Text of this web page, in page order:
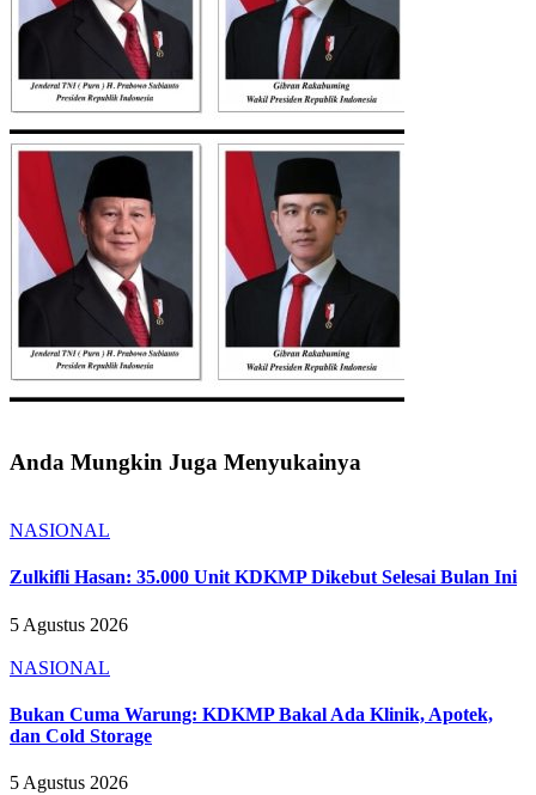
Anda Mungkin Juga Menyukainya
NASIONAL
Zulkifli Hasan: 35.000 Unit KDKMP Dikebut Selesai Bulan Ini
5 Agustus 2026
NASIONAL
Bukan Cuma Warung: KDKMP Bakal Ada Klinik, Apotek,
dan Cold Storage
5 Agustus 2026